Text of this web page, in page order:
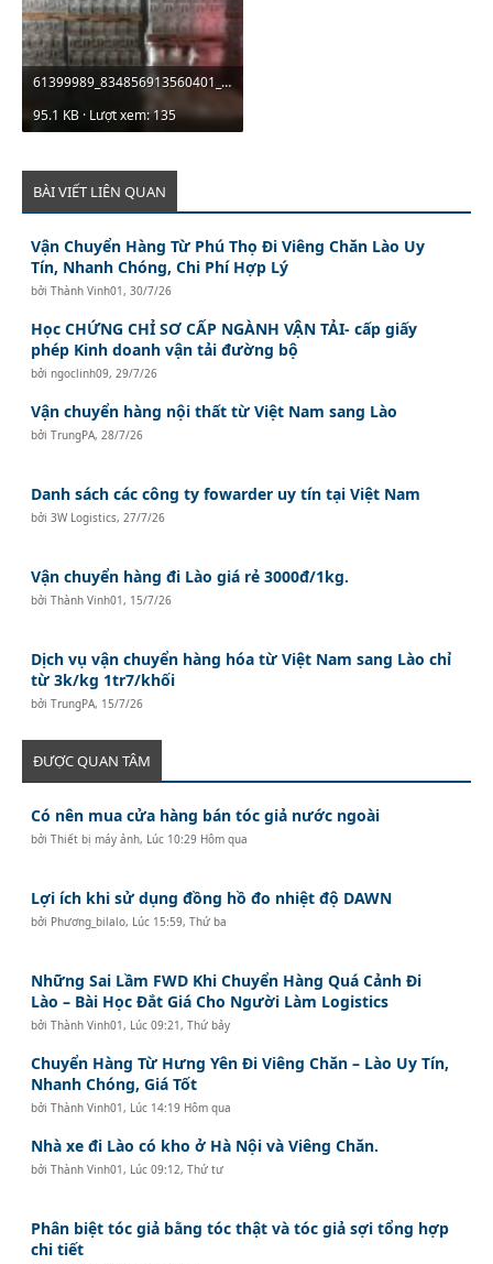
61399989_834856913560401_5945234356942405632_n.jpg
95.1 KB · Lượt xem: 135
BÀI VIẾT LIÊN QUAN
Vận Chuyển Hàng Từ Phú Thọ Đi Viêng Chăn Lào Uy
Tín, Nhanh Chóng, Chi Phí Hợp Lý
bởiThành Vinh01,30/7/26
Học CHỨNG CHỈ SƠ CẤP NGÀNH VẬN TẢI- cấp giấy
phép Kinh doanh vận tải đường bộ
bởingoclinh09,29/7/26
Vận chuyển hàng nội thất từ Việt Nam sang Lào
bởiTrungPA,28/7/26
Danh sách các công ty fowarder uy tín tại Việt Nam
bởi3W Logistics,27/7/26
Vận chuyển hàng đi Lào giá rẻ 3000đ/1kg.
bởiThành Vinh01, 15/7/26
Dịch vụ vận chuyển hàng hóa từ Việt Nam sang Lào chỉ
từ 3k/kg 1tr7/khối
bởiTrungPA, 15/7/26
ĐƯỢC QUAN TÂM
Có nên mua cửa hàng bán tóc giả nước ngoài
bởiThiết bị máy ảnh, Lúc 10:29 Hôm qua
Lợi ích khi sử dụng đồng hồ đo nhiệt độ DAWN
bởi Phương_bilalo, Lúc 15:59, Thứ ba
Những Sai Lầm FWD Khi Chuyển Hàng Quá Cảnh Đi
Lào – Bài Học Đắt Giá Cho Người Làm Logistics
bởiThành Vinh01, Lúc 09:21, Thứ bảy
Chuyển Hàng Từ Hưng Yên Đi Viêng Chăn – Lào Uy Tín,
Nhanh Chóng, Giá Tốt
bởiThành Vinh01, Lúc 14:19 Hôm qua
Nhà xe đi Lào có kho ở Hà Nội và Viêng Chăn.
bởiThành Vinh01, Lúc 09:12, Thứ tư
Phân biệt tóc giả bằng tóc thật và tóc giả sợi tổng hợp
chi tiết